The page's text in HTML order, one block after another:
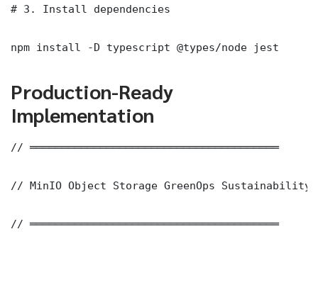
# 3. Install dependencies
npm install -D typescript @types/node jest
Production-Ready
Implementation
// ═══════════════════════════════════════
// MinIO Object Storage GreenOps Sustainability
// ═══════════════════════════════════════